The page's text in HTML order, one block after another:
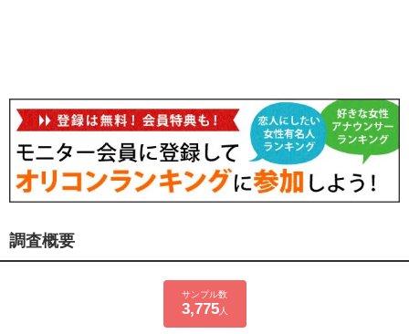
調査概要
サンプル数
3,775人